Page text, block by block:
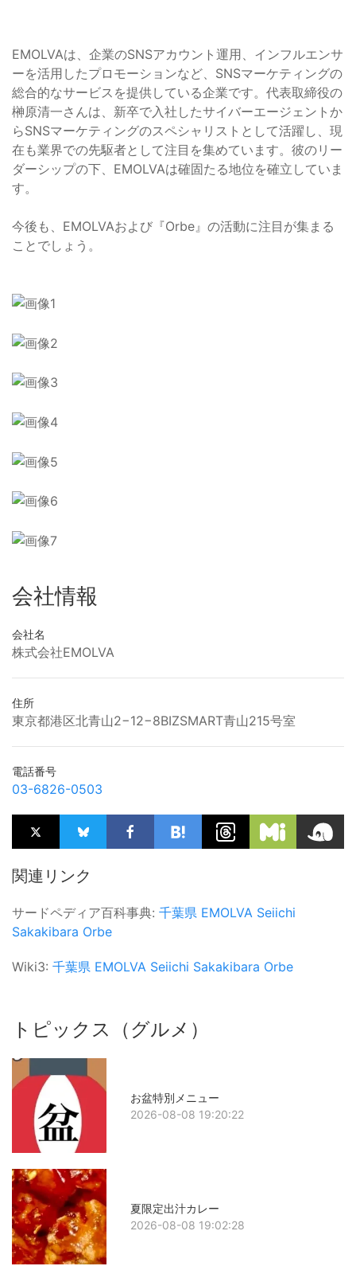
EMOLVAは、企業のSNSアカウント運用、インフルエンサ
ーを活用したプロモーションなど、SNSマーケティングの
総合的なサービスを提供している企業です。代表取締役の
榊原清一さんは、新卒で入社したサイバーエージェントか
らSNSマーケティングのスペシャリストとして活躍し、現
在も業界での先駆者として注目を集めています。彼のリー
ダーシップの下、EMOLVAは確固たる地位を確立していま
す。
今後も、EMOLVAおよび『Orbe』の活動に注目が集まる
ことでしょう。
会社情報
会社名
株式会社EMOLVA
住所
東京都港区北青山2−12−8BIZSMART青山215号室
電話番号
03-6826-0503
関連リンク
サードペディア百科事典: 千葉県 EMOLVA Seiichi
Sakakibara Orbe
Wiki3: 千葉県 EMOLVA Seiichi Sakakibara Orbe
トピックス（グルメ）
お盆特別メニュー
2026-08-08 19:20:22
夏限定出汁カレー
2026-08-08 19:02:28